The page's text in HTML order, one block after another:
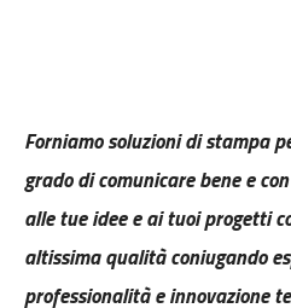
Forniamo soluzioni di stampa
grado di comunicare bene e
alle tue idee e ai tuoi progetti
altissima qualità coniugando
professionalità e innovazione